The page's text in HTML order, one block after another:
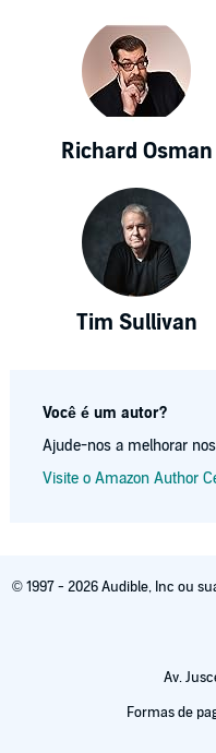
Richard Osman
Tim Sullivan
Você é um autor?
Ajude-nos a melhorar
Visite o Amazon Author
© 1997 - 2026 Audible, Inc ou
Av.
Formas de